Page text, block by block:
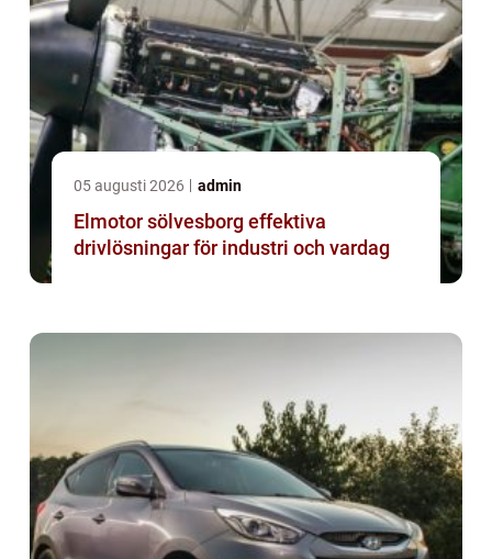
05 augusti 2026 admin
Elmotor sölvesborg effektiva
drivlösningar för industri och vardag